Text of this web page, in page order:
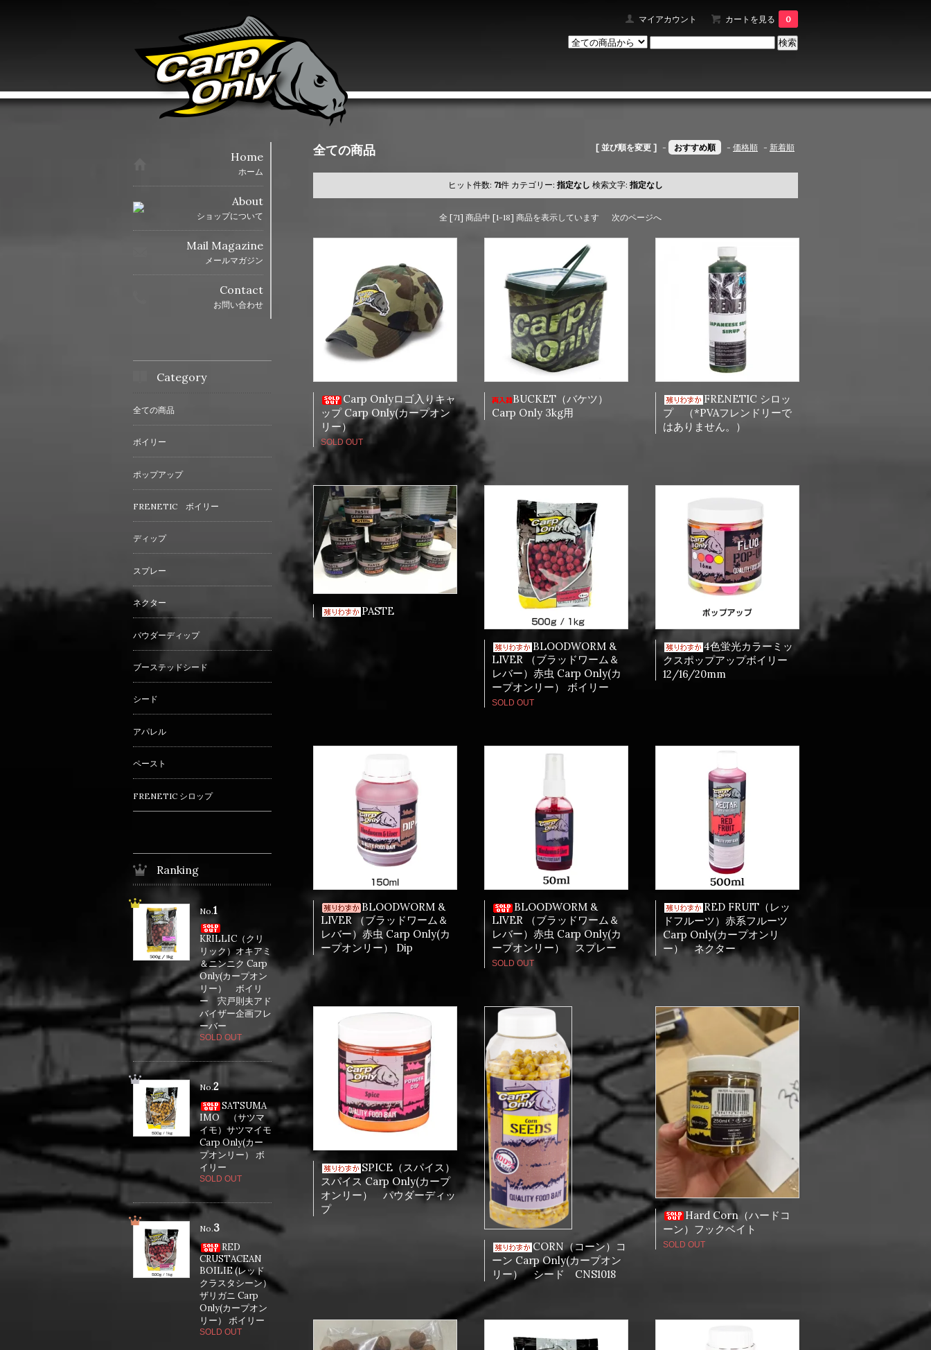
マイアカウント カートを見る 0
[ 並び順を変更 ] - おすすめ順 - 価格順 - 新着順
全ての商品
ヒット件数: 71件 カテゴリー: 指定なし 検索文字: 指定なし
全 [71] 商品中 [1-18] 商品を表示しています 次のページへ
Carp Onlyロゴ入りキャ
ップ Carp Only(カープオン
リー）
SOLD OUT
BUCKET（バケツ）
Carp Only 3kg用
FRENETIC シロッ
プ （*PVAフレンドリーで
はありません。）
PASTE
BLOODWORM &
LIVER （ブラッドワーム＆
レバー）赤虫 Carp Only(カ
ープオンリー） ボイリー
SOLD OUT
4色蛍光カラーミッ
クスポップアップボイリー
12/16/20mm
BLOODWORM &
LIVER （ブラッドワーム＆
レバー）赤虫 Carp Only(カ
ープオンリー） Dip
BLOODWORM &
LIVER （ブラッドワーム＆
レバー）赤虫 Carp Only(カ
ープオンリー） スプレー
SOLD OUT
RED FRUIT（レッ
ドフルーツ）赤系フルーツ
Carp Only(カープオンリ
ー） ネクター
SPICE（スパイス）
スパイス Carp Only(カープ
オンリー） パウダーディッ
プ
CORN（コーン）コ
ーン Carp Only(カープオン
リー） シード CNS1018
Hard Corn（ハードコ
ーン）フックベイト
SOLD OUT
Home
ホーム
About
ショップについて
Mail Magazine
メールマガジン
Contact
お問い合わせ
Category
全ての商品
ボイリー
ポップアップ
FRENETIC ボイリー
ディップ
スプレー
ネクター
パウダーディップ
ブーステッドシード
シード
アパレル
ペースト
FRENETIC シロップ
Ranking
No.1
KRILLIC（クリ
リック）オキアミ
＆ニンニク Carp
Only(カープオン
リー） ボイリ
ー 宍戸則夫アド
バイザー企画フレ
ーバー
SOLD OUT
No.2
SATSUMA
IMO （サツマ
イモ）サツマイモ
Carp Only(カー
プオンリー） ボ
イリー
SOLD OUT
No.3
RED
CRUSTACEAN
BOILIE (レッド
クラスタシーン）
ザリガニ Carp
Only(カープオン
リー） ボイリー
SOLD OUT